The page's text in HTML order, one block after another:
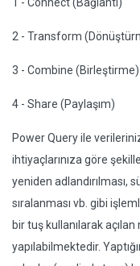
2 - Transform
3 - Combine (Birleştirme)
4 - Share (Paylaşım)
Power Query ile
ihtiyaçlarınıza göre
yeniden adlandırılması,
sıralanması vb. gibi
bir tuş kullanılarak
yapılabilmektedir.